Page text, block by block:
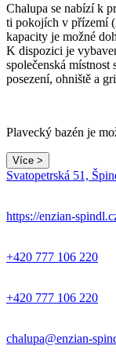
Chalupa se nabízí k
ti pokojích v přízemí
kapacity je možné
K dispozici je
společenská
posezení, ohniště a
Plavecký bazén je
Více >
Svatopetrská 51,
https://enzian-
+420 777 106 220
+420 777 106 220
chalupa@enzian-